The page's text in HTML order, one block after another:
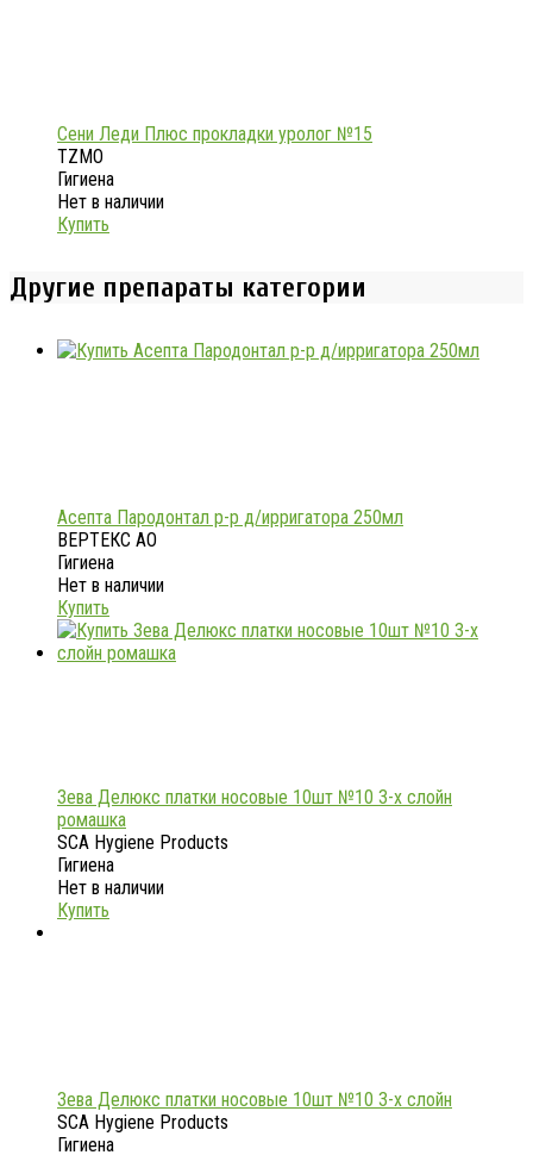
Сени Леди Плюс прокладки уролог №15
TZMO
Гигиена
Нет в наличии
Купить
Другие препараты категории
Асепта Пародонтал р-р д/ирригатора 250мл
ВЕРТЕКС АО
Гигиена
Нет в наличии
Купить
Зева Делюкс платки носовые 10шт №10 3-х слойн
ромашка
SCA Hygiene Products
Гигиена
Нет в наличии
Купить
Зева Делюкс платки носовые 10шт №10 3-х слойн
SCA Hygiene Products
Гигиена